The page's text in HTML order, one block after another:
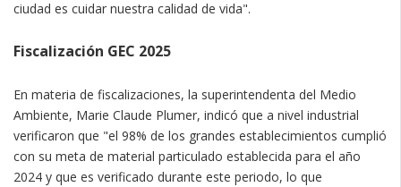
ciudad es cuidar nuestra calidad de vida".
Fiscalización GEC 2025
En materia de fiscalizaciones, la superintendenta del Medio
Ambiente, Marie Claude Plumer, indicó que a nivel industrial
verificaron que "el 98% de los grandes establecimientos cumplió
con su meta de material particulado establecida para el año
2024 y que es verificado durante este periodo, lo que